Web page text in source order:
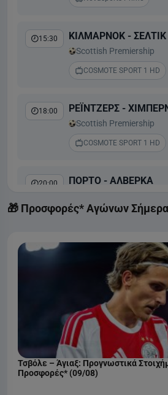
15:30 ΚΙΛΜΑΡΝΟΚ - ΣΕΛΤΙΚ
Scottish Premiership
COSMOTE SPORT 1 HD
18:00 ΡΕΪΝΤΖΕΡΣ -
Scottish Premiership
COSMOTE SPORT 1 HD
20:00 ΠΟΡΤΟ - ΑΛΒΕΡΚΑ
COSMOTE SPORT 2 HD
ΜΠΕΝΦΙΚΑ -
Liga Portugal
COSMOTE SPORT 1 HD
🎁 Προσφορές* Αγώνων Σήμερα
Τσβόλε – Άγιαξ: Προγνωστικά
Προσφορές* (09/08)